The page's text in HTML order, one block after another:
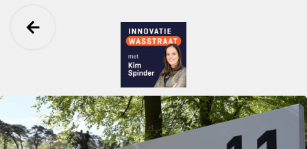
Ga terug
Innovatie Wasstraat